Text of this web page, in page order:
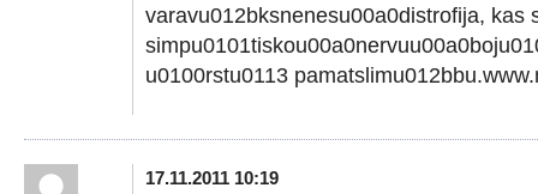
varavu012bksnenesu00a0distrofija, kas
u0100rstu0113
17.11.2011 10:19